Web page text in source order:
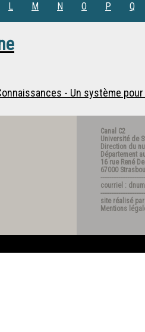
L M N O P Q
- Un système
Canal C2
Université de
Direction du
Département
16 rue René
67000
courriel :
site réalisé
Mentions